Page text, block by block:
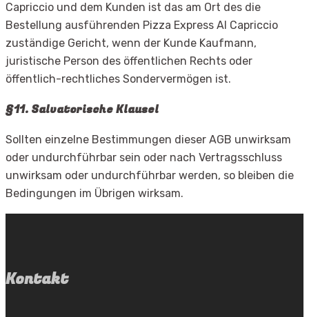
Capriccio und dem Kunden ist das am Ort des die
Bestellung ausführenden Pizza Express Al Capriccio
zuständige Gericht, wenn der Kunde Kaufmann,
juristische Person des öffentlichen Rechts oder
öffentlich-rechtliches Sondervermögen ist.
§11. Salvatorische Klausel
Sollten einzelne Bestimmungen dieser AGB unwirksam
oder undurchführbar sein oder nach Vertragsschluss
unwirksam oder undurchführbar werden, so bleiben die
Bedingungen im Übrigen wirksam.
Kontakt